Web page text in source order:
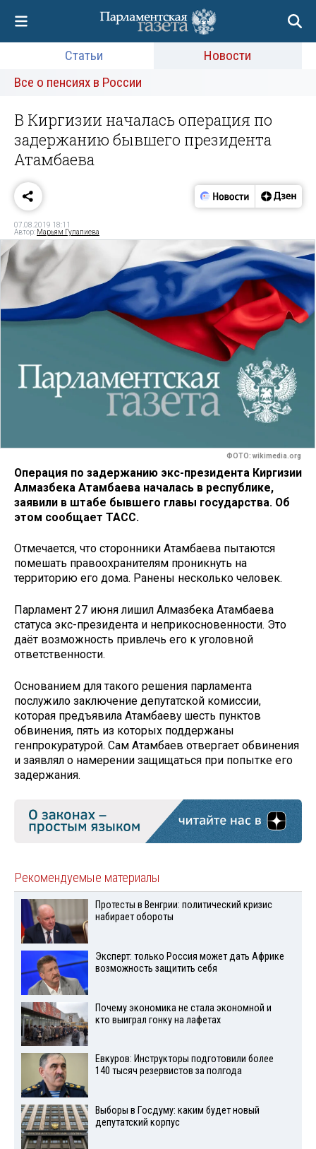
Статьи
Новости
Все о пенсиях в России
В Киргизии началась операция по
задержанию бывшего президента
Атамбаева
07.08.2019 18:11
Автор: Марьям Гулалиева
ФОТО: wikimedia.org
Операция по задержанию экс-президента Киргизии
Алмазбека Атамбаева началась в республике,
заявили в штабе бывшего главы государства. Об
этом сообщает ТАСС.
Отмечается, что сторонники Атамбаева пытаются
помешать правоохранителям проникнуть на
территорию его дома. Ранены несколько человек.
Парламент 27 июня лишил Алмазбека Атамбаева
статуса экс-президента и неприкосновенности. Это
даёт возможность привлечь его к уголовной
ответственности.
Основанием для такого решения парламента
послужило заключение депутатской комиссии,
которая предъявила Атамбаеву шесть пунктов
обвинения, пять из которых поддержаны
генпрокуратурой. Сам Атамбаев отвергает обвинения
и заявлял о намерении защищаться при попытке его
задержания.
Рекомендуемые материалы
Протесты в Венгрии: политический кризис
набирает обороты
Эксперт: только Россия может дать Африке
возможность защитить себя
Почему экономика не стала экономной и
кто выиграл гонку на лафетах
Евкуров: Инструкторы подготовили более
140 тысяч резервистов за полгода
Выборы в Госдуму: каким будет новый
депутатский корпус